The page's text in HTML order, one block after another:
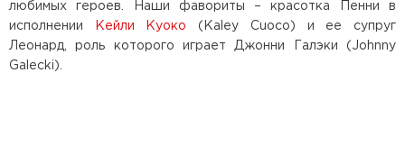
любимых героев. Наши фавориты – красотка Пенни в
исполнении
Кейли Куоко
(Kaley Cuoco) и ее супруг
Леонард, роль которого играет Джонни Галэки (Johnny
Galecki).